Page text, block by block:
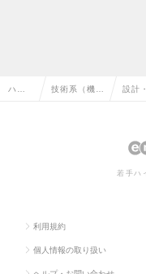
ハイ 技術系（機 設計
メカ
若手ハ
利用規約
個人情報の取り扱い